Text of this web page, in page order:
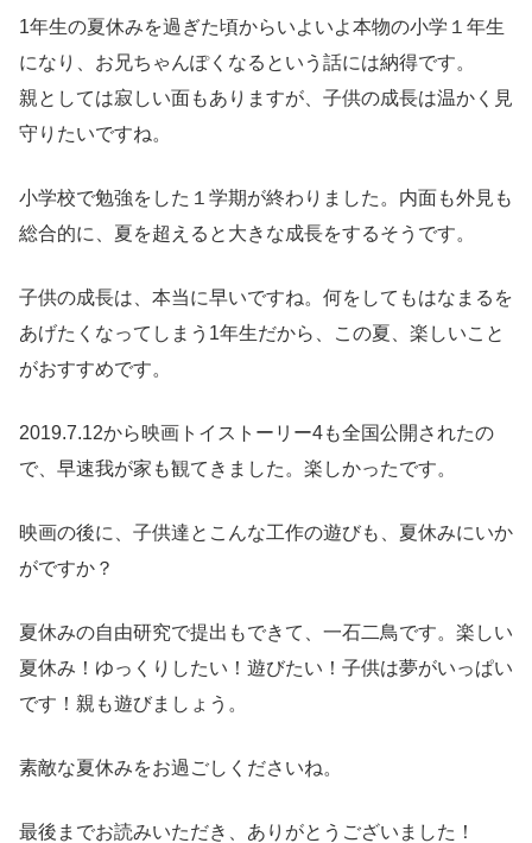
1年生の夏休みを過ぎた頃からいよいよ本物の小学１年生
になり、お兄ちゃんぽくなるという話には納得です。
親としては寂しい面もありますが、子供の成長は温かく見
守りたいですね。
小学校で勉強をした１学期が終わりました。内面も外見も
総合的に、夏を超えると大きな成長をするそうです。
子供の成長は、本当に早いですね。何をしてもはなまるを
あげたくなってしまう1年生だから、この夏、楽しいこと
がおすすめです。
2019.7.12から映画トイストーリー4も全国公開されたの
で、早速我が家も観てきました。楽しかったです。
映画の後に、子供達とこんな工作の遊びも、夏休みにいか
がですか？
夏休みの自由研究で提出もできて、一石二鳥です。楽しい
夏休み！ゆっくりしたい！遊びたい！子供は夢がいっぱい
です！親も遊びましょう。
素敵な夏休みをお過ごしくださいね。
最後までお読みいただき、ありがとうございました！